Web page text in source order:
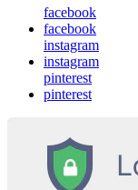
facebook
facebook
instagram
instagram
pinterest
pinterest